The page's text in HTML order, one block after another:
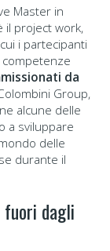
Master in
il project work,
i partecipanti
da
Group,
alcune delle
a sviluppare
delle
durante il
fuori dagli